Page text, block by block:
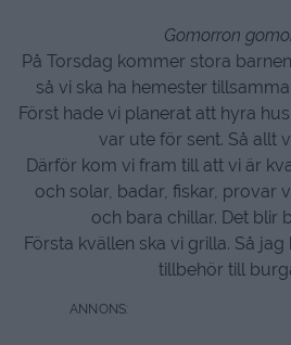
Gomorron
På Torsdag kommer stora
så vi ska ha hemester
Först hade vi planerat att hyra
var ute för sent. Så allt
Därför kom vi fram till att vi är
och solar, badar, fiskar, provar
och bara chillar. Det blir
Första kvällen ska vi grilla. Så
tillbehör till